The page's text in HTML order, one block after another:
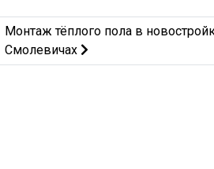
Следующий: Монтаж тёплого пола
Монтаж тёплого пола в
Смолевичах